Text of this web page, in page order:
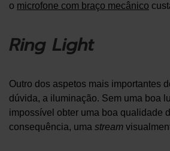
o microfone com braço mecânico
Ring Light
Outro dos aspetos mais importantes
dúvida, a iluminação. Sem uma boa
impossível obter uma boa qualidade
consequência, uma stream